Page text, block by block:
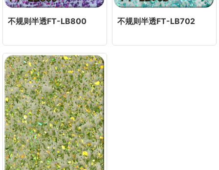
不规则半透FT-LB800 不规则半透FT-LB702